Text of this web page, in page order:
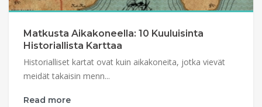
Matkusta Aikakoneella: 10 Kuuluisinta
Historiallista Karttaa
Historialliset kartat ovat kuin aikakoneita, jotka vievät
meidät takaisin menn...
Read more